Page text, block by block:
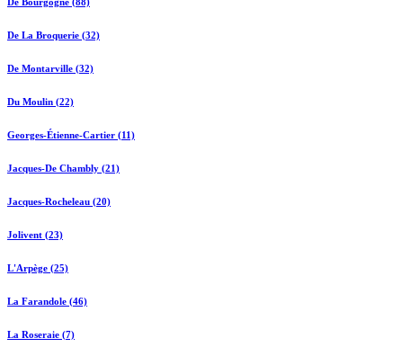
De La Broquerie (32)
De Montarville (32)
Du Moulin (22)
Georges-Étienne-Cartier (11)
Jacques-De Chambly (21)
Jacques-Rocheleau (20)
Jolivent (23)
L'Arpège (25)
La Farandole (46)
La Roseraie (7)